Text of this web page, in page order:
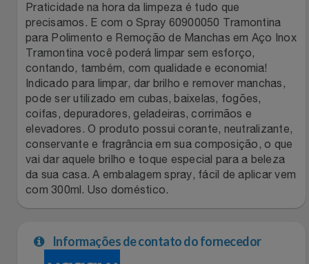
Mercado
Móveis
Natal
Notebooks E Tablet
Papelaria
Páscoa
Mormaii
Natura
Netshoes
Oster
Perfumes & Cosméticos
Ponto Frio
Sams Club
Topstore
Praticidade na hora da limpeza é tudo que
precisamos. E com o Spray 60900050 Tramontina
para Polimento e Remoção de Manchas em Aço Inox
Tramontina você poderá limpar sem esforço,
contando, também, com qualidade e economia!
Indicado para limpar, dar brilho e remover manchas,
pode ser utilizado em cubas, baixelas, fogões,
coifas, depuradores, geladeiras, corrimãos e
elevadores. O produto possui corante, neutralizante,
conservante e fragrância em sua composição, o que
vai dar aquele brilho e toque especial para a beleza
da sua casa. A embalagem spray, fácil de aplicar vem
com 300ml. Uso doméstico.
Informações de contato do fornecedor